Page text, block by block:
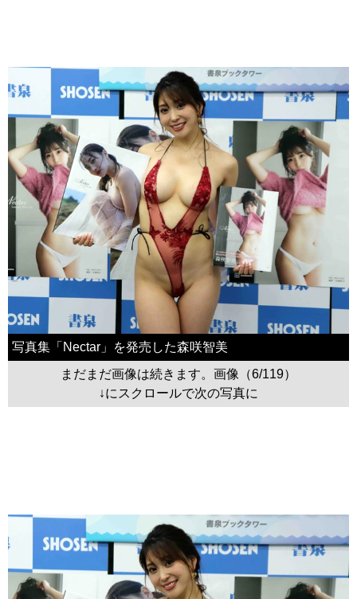
写真集「Nectar」を発売した森咲智美
まだまだ画像は続きます。画像（6/119）
↓にスクロールで次の写真に